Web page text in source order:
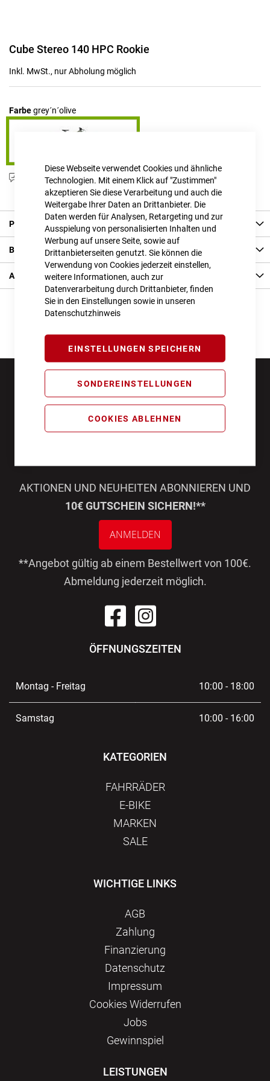
Diese Webseite verwendet Cookies und ähnliche
Technologien. Mit einem Klick auf "Zustimmen"
akzeptieren Sie diese Verarbeitung und auch die
Weitergabe Ihrer Daten an Drittanbieter. Die
Daten werden für Analysen, Retargeting und zur
Ausspielung von personalisierten Inhalten und
Werbung auf unsere Seite, sowie auf
Drittanbieterseiten genutzt. Sie können die
Verwendung von Cookies jederzeit einstellen,
weitere Informationen, auch zur
Datenverarbeitung durch Drittanbieter, finden
Sie in den Einstellungen sowie in unseren
Datenschutzhinweis
EINSTELLUNGEN SPEICHERN
SONDEREINSTELLUNGEN
COOKIES ABLEHNEN
Zum
der
Cube Stereo 140 HPC Rookie
Inkl. MwSt., nur Abholung möglich
Farbegrey´n´olive
Produktanfrage stellen
Produkt Details
Bewertungen
Angaben zur Produktsicherheit
AKTIONEN UND NEUHEITEN ABONNIEREN UND
10€ GUTSCHEIN SICHERN!**
ANMELDEN
**Angebot gültig ab einem Bestellwert von 100€.
Abmeldung jederzeit möglich.
ÖFFNUNGSZEITEN
Montag - Freitag 10:00 - 18:00
Samstag 10:00 - 16:00
KATEGORIEN
FAHRRÄDER
E-BIKE
MARKEN
SALE
WICHTIGE LINKS
AGB
Zahlung
Finanzierung
Datenschutz
Impressum
Сookies Widerrufen
Jobs
Gewinnspiel
LEISTUNGEN